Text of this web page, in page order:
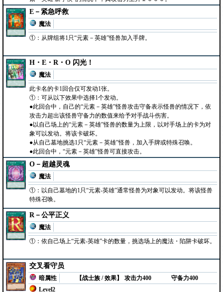
E－紧急呼救
魔法
①：从牌组将1只“元素－英雄”怪兽加入手牌。
H・E・R・O 闪光！
魔法
此卡名的卡1回合仅可发动1张。
①：可从以下效果中选择1个发动。
●此回合中，自己的“元素－英雄”怪兽攻击守备表示怪兽的情况下，依
攻击力超出该怪兽守备力的数值来给予对手战斗伤害。
●以自己场上的“元素－英雄”怪兽的数量为上限，以对手场上的卡为对
象可以发动。将该卡破坏。
●从自己墓地挑选1只“元素－英雄”怪兽，加入手牌或特殊召唤。
●此回合中，“元素－英雄”怪兽可直接攻击。
O－超越灵魂
魔法
①：以自己墓地的1只“元素-英雄”通常怪兽为对象可以发动。将该怪兽
特殊召唤。
R－公平正义
魔法
①：依自己场上“元素-英雄”卡的数量，挑选场上的魔法・陷阱卡破坏。
交叉看守员
暗属性
【战士族 / 效果】
Level2
攻击力400 守备力400